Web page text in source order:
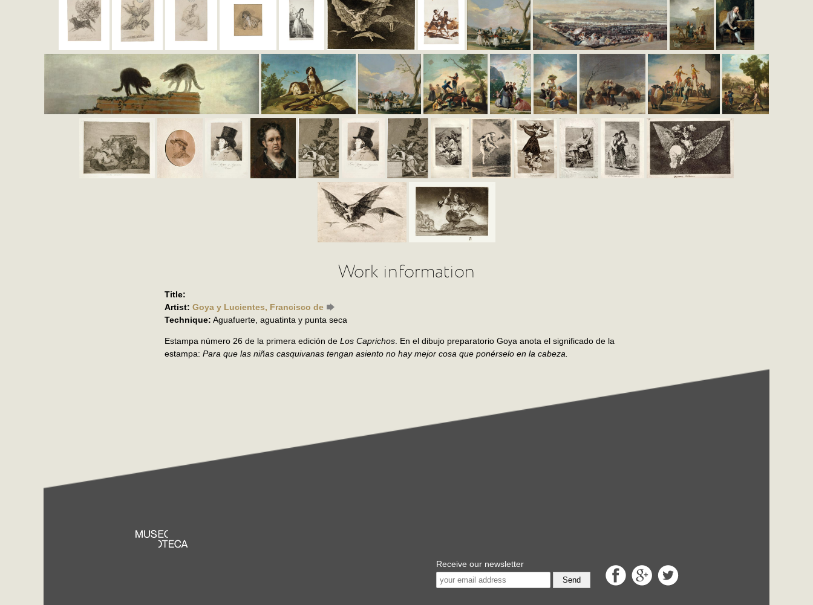
Work information
Title:
Artist: Goya y Lucientes, Francisco de
Technique: Aguafuerte, aguatinta y punta seca
Estampa número 26 de la primera edición de Los Caprichos . En el dibujo preparatorio Goya anota el significado de la
estampa: Para que las niñas casquivanas tengan asiento no hay mejor cosa que ponérselo en la cabeza.
Receive our newsletter
Send